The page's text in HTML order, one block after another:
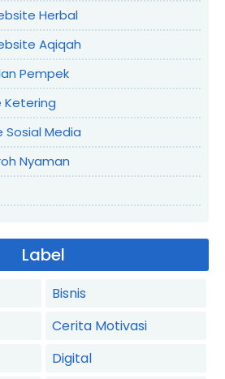
Herbal
Aqiqah
Pempek
Ketering
Sosial Media
Nyaman
Label
Bisnis
Cerita Motivasi
Digital